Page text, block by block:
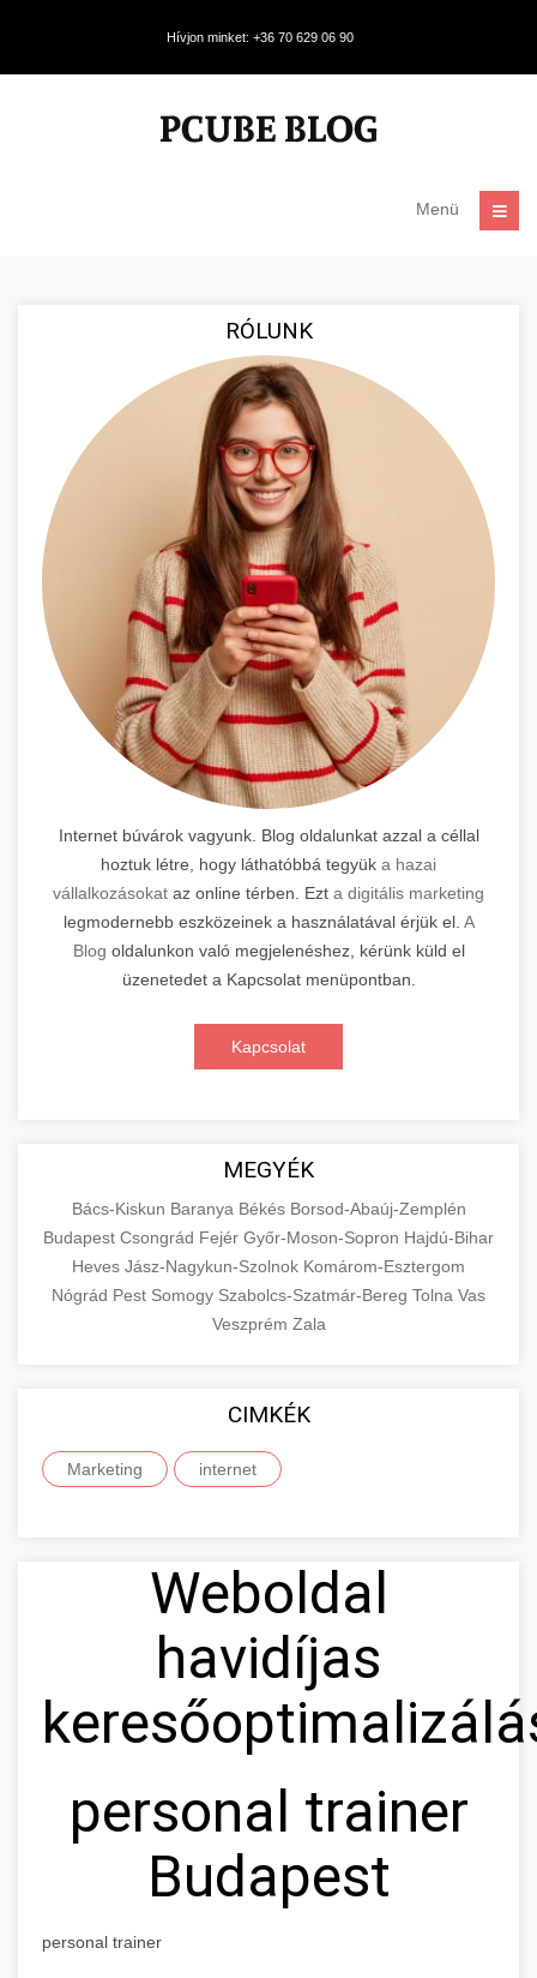
Hívjon minket: +36 70 629 06 90
Menü
RÓLUNK
Internet búvárok vagyunk. Blog oldalunkat azzal a céllal
hoztuk létre, hogy láthatóbbá tegyük a hazai
vállalkozásokat az online térben. Ezt a digitális marketing
legmodernebb eszközeinek a használatával érjük el. A
Blog oldalunkon való megjelenéshez, kérünk küld el
üzenetedet a Kapcsolat menüpontban.
Kapcsolat
MEGYÉK
Bács-Kiskun Baranya Békés Borsod-Abaúj-Zemplén
Budapest Csongrád Fejér Győr-Moson-Sopron Hajdú-Bihar
Heves Jász-Nagykun-Szolnok Komárom-Esztergom
Nógrád Pest Somogy Szabolcs-Szatmár-Bereg Tolna Vas
Veszprém Zala
CIMKÉK
Marketing internet
Weboldal
havidíjas
personal trainer
Budapest
personal trainer